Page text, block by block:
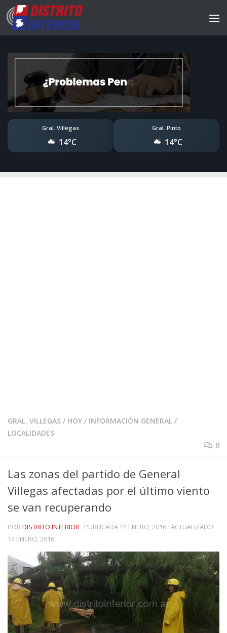
Gral. Villegas
14°C
Gral. Pinto
14°C
GRAL. VILLEGAS / HOY / INFORMACIÓN GENERAL /
LOCALIDADES
0
Las zonas del partido de General
Villegas afectadas por el último viento
se van recuperando
PORDISTRITO INTERIOR · PUBLICADA 14 ENERO, 2016 · ACTUALIZADO
14 ENERO, 2016